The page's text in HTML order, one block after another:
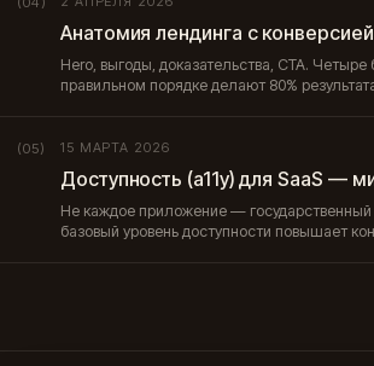
Анатомия лендинга с конверсией
Hero, выгоды, доказательства, CTA. Четыре
правильном порядке делают 80%
(05) 15 МАРТА 2026
Доступность (a11y) для SaaS —
Не каждое приложение —
базовый уровень доступности повышает